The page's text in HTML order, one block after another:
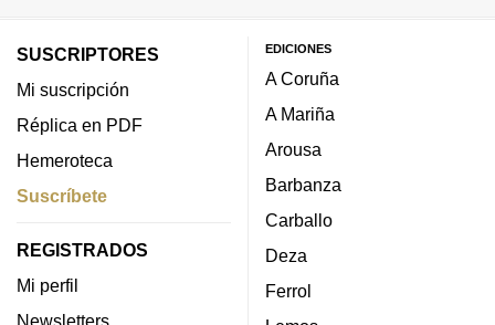
SUSCRIPTORES
Mi suscripción
Réplica en PDF
Hemeroteca
Suscríbete
REGISTRADOS
Mi perfil
Newsletters
EDICIONES
A Coruña
A Mariña
Arousa
Barbanza
Carballo
Deza
Ferrol